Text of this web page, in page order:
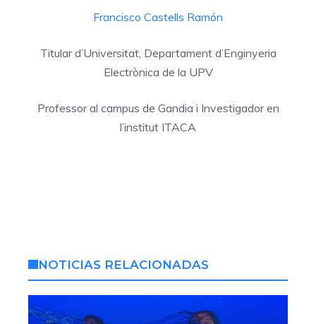
Francisco Castells Ramón
Titular d’Universitat, Departament d’Enginyeria
Electrònica de la UPV
Professor al campus de Gandia i Investigador en
l’institut ITACA
NOTICIAS RELACIONADAS